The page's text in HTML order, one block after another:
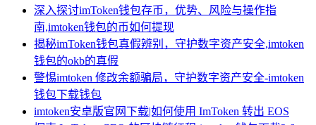
深入探讨imToken钱包存币，优势、风险与操作指
南,imtoken钱包的币如何提现
揭秘imToken钱包真假辨别，守护数字资产安全,imtoken
钱包的okb的真假
警惕imtoken 修改余额骗局，守护数字资产安全-imtoken
钱包下载钱包
imtoken安卓版官网下载|如何使用 ImToken 转出 EOS